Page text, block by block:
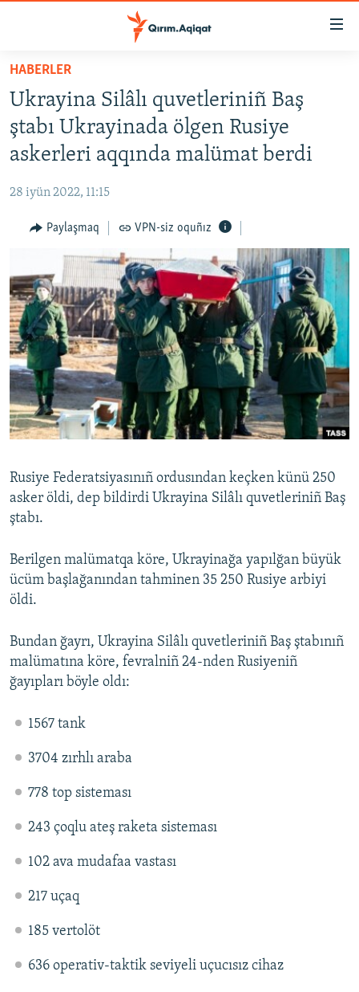
Esas
qaytmaq
Baş
navigatsiyağa
qaytmaq
Qıdıruvğa
qaytmaq
HABERLER
SİYASET
İQTİSADİYAT
MEDENİYET
İNSAN AQLARI
SÜRET
BLOGLAR
FİKİR
Русский
Українською
HABERLER
Ukrayina Silâlı quvetleriniñ Baş
ştabı Ukrayinada ölgen Rusiye
askerleri aqqında malümat berdi
28 iyün 2022, 11:15
Paylaşmaq VPN-siz oquñız
Rusiye Federatsiyasınıñ ordusından keçken künü 250
asker öldi, dep bildirdi Ukrayina Silâlı quvetleriniñ Baş
ştabı.
Berilgen malümatqa köre, Ukrayinağa yapılğan büyük
ücüm başlağanından tahminen 35 250 Rusiye arbiyi
öldi.
Bundan ğayrı, Ukrayina Silâlı quvetleriniñ Baş ştabınıñ
malümatına köre, fevralniñ 24-nden Rusiyeniñ
ğayıpları böyle oldı:
1567 tank
3704 zırhlı araba
778 top sisteması
243 çoqlu ateş raketa sisteması
102 ava mudafaa vastası
217 uçaq
185 vertolöt
636 operativ-taktik seviyeli uçucısız cihaz